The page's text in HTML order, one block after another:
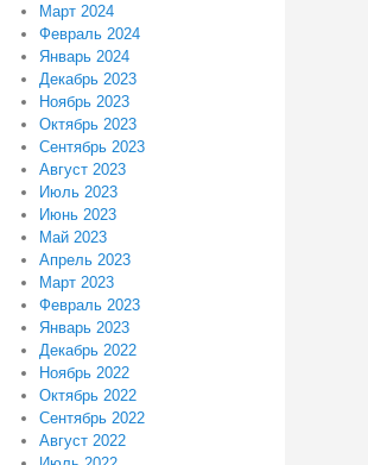
Март 2024
Февраль 2024
Январь 2024
Декабрь 2023
Ноябрь 2023
Октябрь 2023
Сентябрь 2023
Август 2023
Июль 2023
Июнь 2023
Май 2023
Апрель 2023
Март 2023
Февраль 2023
Январь 2023
Декабрь 2022
Ноябрь 2022
Октябрь 2022
Сентябрь 2022
Август 2022